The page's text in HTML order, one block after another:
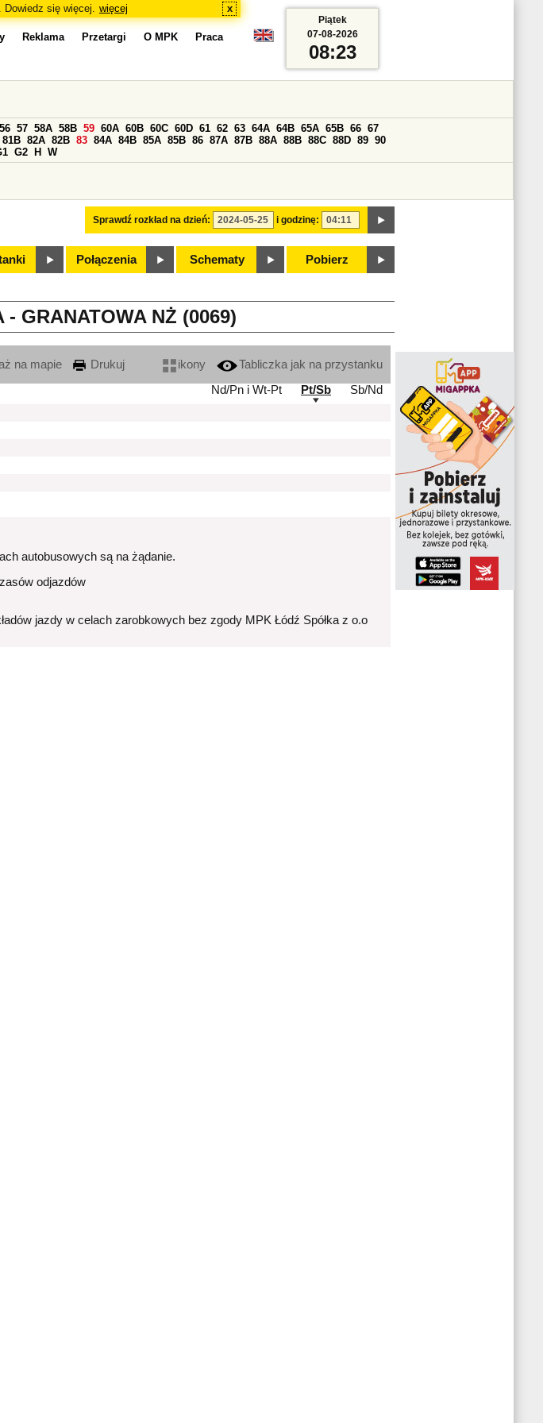
się więcej. więcej x
Reklama Przetargi O MPK Praca
Sprawdź rozkład na dzień: i godzinę:
56 57 58A 58B 59 60A 60B 60C 60D 61 62 63 64A 64B 65A 65B 66 67
81B 82A 82B 83 84A 84B 85A 85B 86 87A 87B 88A 88B 88C 88D 89 90
G2 H W
Połączenia Schematy Pobierz
Piątek
07-08-2026
08:23
- GRANATOWA NŻ (0069)
na mapie Drukuj ikony
Tabliczka jak na przystanku
Nd/Pn i Wt-Pt
Pt/Sb
Sb/Nd
autobusowych są na żądanie.
odjazdów
jazdy w celach zarobkowych bez zgody MPK Łódź Spółka z o.o